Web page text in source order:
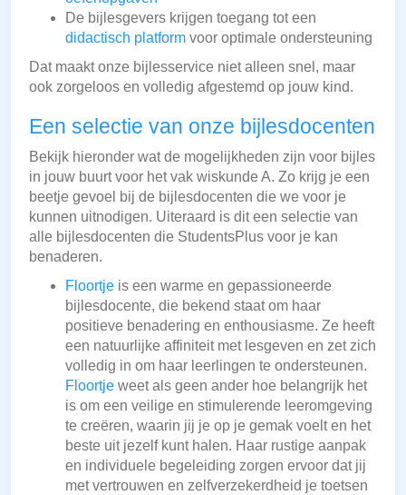
De bijlesgevers krijgen toegang tot een
didactisch platform voor optimale ondersteuning
Dat maakt onze bijlesservice niet alleen snel, maar
ook zorgeloos en volledig afgestemd op jouw kind.
Een selectie van onze bijlesdocenten
Bekijk hieronder wat de mogelijkheden zijn voor bijles
in jouw buurt voor het vak wiskunde A. Zo krijg je een
beetje gevoel bij de bijlesdocenten die we voor je
kunnen uitnodigen. Uiteraard is dit een selectie van
alle bijlesdocenten die StudentsPlus voor je kan
benaderen.
Floortje is een warme en gepassioneerde
bijlesdocente, die bekend staat om haar
positieve benadering en enthousiasme. Ze heeft
een natuurlijke affiniteit met lesgeven en zet zich
volledig in om haar leerlingen te ondersteunen.
Floortje weet als geen ander hoe belangrijk het
is om een veilige en stimulerende leeromgeving
te creëren, waarin jij je op je gemak voelt en het
beste uit jezelf kunt halen. Haar rustige aanpak
en individuele begeleiding zorgen ervoor dat jij
met vertrouwen en zelfverzekerdheid je toetsen